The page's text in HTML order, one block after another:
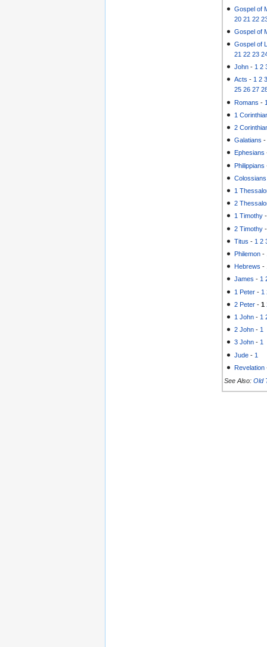
Gospel of
20 21 22
Gospel of
Gospel of
21 22 23
John - 1 2
Acts - 1 2
25 26 27
Romans -
1
2
Galatians
Ephesians
Philippians
Colossians
1
2
1 Timothy
2 Timothy
Titus - 1 2
Philemon -
Hebrews -
James - 1
1 Peter - 1
2 Peter -1
1 John - 1
2 John - 1
3 John -1
Jude - 1
Revelation
See Also: Old